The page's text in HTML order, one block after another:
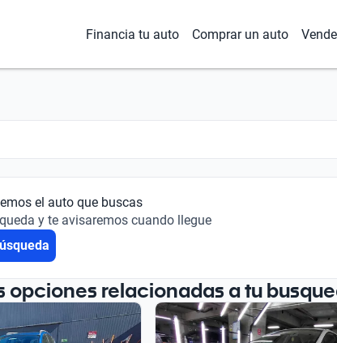
Financia tu auto Comprar un auto
el auto que buscas
y te avisaremos cuando llegue
opciones relacionadas a tu